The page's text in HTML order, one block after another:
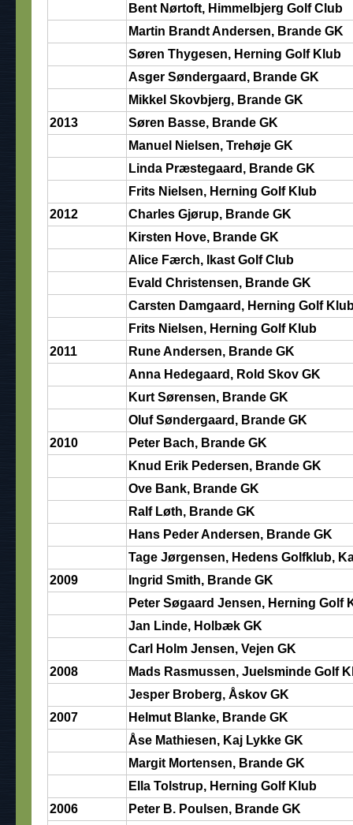
Bent Nørtoft, Himmelbjerg Golf Club
Martin Brandt Andersen, Brande GK
Søren Thygesen, Herning Golf Klub
Asger Søndergaard, Brande GK
Mikkel Skovbjerg, Brande GK
2013
Søren Basse, Brande GK
Manuel Nielsen, Trehøje GK
Linda Præstegaard, Brande GK
Frits Nielsen, Herning Golf Klub
2012
Charles Gjørup, Brande GK
Kirsten Hove, Brande GK
Alice Færch, Ikast Golf Club
Evald Christensen, Brande GK
Carsten Damgaard, Herning Golf
Frits Nielsen, Herning Golf Klub
2011
Rune Andersen, Brande GK
Anna Hedegaard, Rold Skov GK
Kurt Sørensen, Brande GK
Oluf Søndergaard, Brande GK
2010
Peter Bach, Brande GK
Knud Erik Pedersen, Brande GK
Ove Bank, Brande GK
Ralf Løth, Brande GK
Hans Peder Andersen, Brande GK
Tage Jørgensen, Hedens Golfklub,
2009
Ingrid Smith, Brande GK
Peter Søgaard Jensen, Herning Golf
Jan Linde, Holbæk GK
Carl Holm Jensen, Vejen GK
2008
Mads Rasmussen, Juelsminde Golf
Jesper Broberg, Åskov GK
2007
Helmut Blanke, Brande GK
Åse Mathiesen, Kaj Lykke GK
Margit Mortensen, Brande GK
Ella Tolstrup, Herning Golf Klub
2006
Peter B. Poulsen, Brande GK